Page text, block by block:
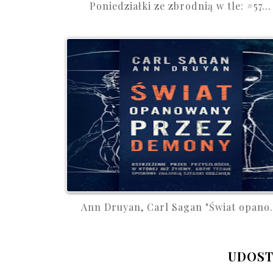
Poniedziałki ze zbrodnią w tle: #57...
Ann Druyan, Carl Sagan "Świat